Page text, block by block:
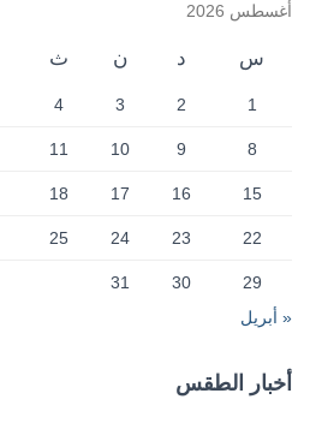
أغسطس 2026
س د ن ث
1
2
3
4
8
9
10
11
15
16
17
18
22
23
24
25
29
30
31
« أبريل
أخبار الطقس